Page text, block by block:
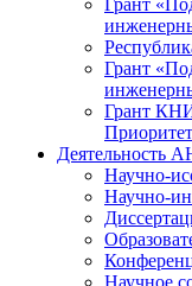
Грант
Грант
Деятельность
Научно-
Научно-
Научное